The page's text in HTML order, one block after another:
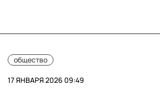
общество
17 ЯНВАРЯ 2026 09:49